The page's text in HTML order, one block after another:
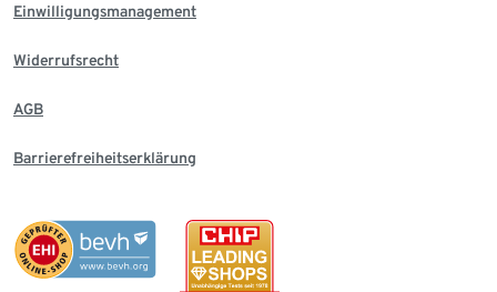
Einwilligungsmanagement
Widerrufsrecht
AGB
Barrierefreiheitserklärung